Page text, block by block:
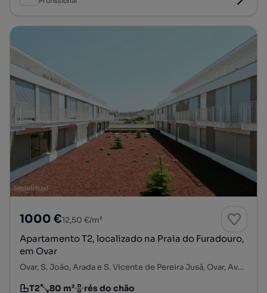
1000 €12,50 €/m²
Apartamento T2, localizado na Praia do Furadouro,
em Ovar
Ovar, S. João, Arada e S. Vicente de Pereira Jusã, Ovar, Aveiro
T2 80 m² rés do chão